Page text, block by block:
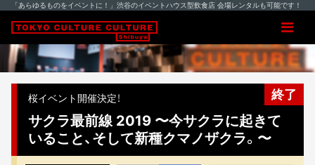
「あらゆるものをイベントに！」渋谷のイベントハウス型飲食店 会場レンタルも可能です！
終了
桜イベント開催決定！
サクラ最前線 2019 〜今サクラに起きて
いること、そして新種クマノザクラ。〜